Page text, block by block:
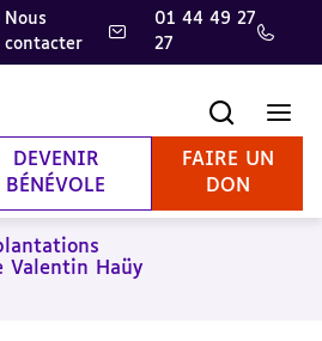
Nous
contacter
01 44 49 27
27
DEVENIR
BÉNÉVOLE
FAIRE UN
DON
Haüy